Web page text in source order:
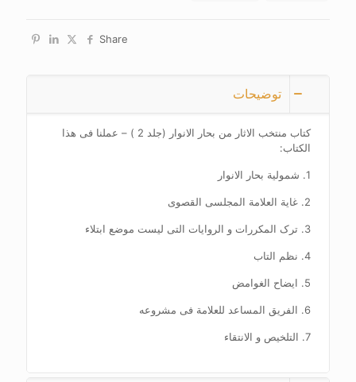
Share
توضیحات
کتاب منتخب الاثار من بحار الانوار (جلد 2 ) – عملنا فی هذا
الکتاب:
1. شمولیة بحار الانوار
2. غایة العلامة المجلسی القصوی
3. ترک المکررات و الروایات التی لیست موضع ابتلاء
4. نظم التاب
5. ایضاح الغوامض
6. الفریق المساعد للعلامة فی مشروعه
7. التلخیص و الانتقاء